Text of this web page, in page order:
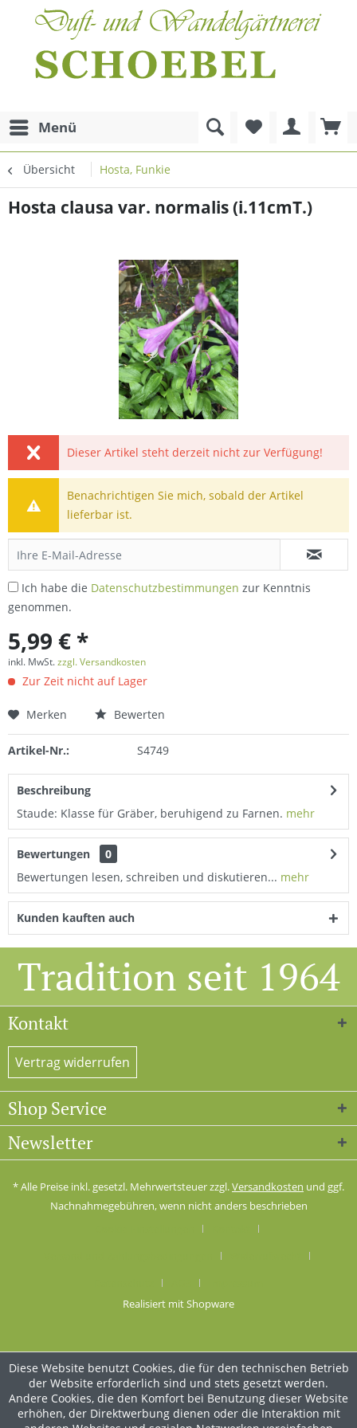
Menü
Übersicht Hosta, Funkie
Hosta clausa var. normalis (i.11cmT.)
Dieser Artikel steht derzeit nicht zur Verfügung!
Benachrichtigen Sie mich, sobald der Artikel
lieferbar ist.
Ich habe die Datenschutzbestimmungen zur Kenntnis
genommen.
5,99 € *
inkl. MwSt.zzgl. Versandkosten
Zur Zeit nicht auf Lager
Merken Bewerten
Artikel-Nr.: S4749
Beschreibung
Staude: Klasse für Gräber, beruhigend zu Farnen. mehr
Bewertungen
0
Bewertungen lesen, schreiben und diskutieren... mehr
Kunden kauften auch
Tradition seit 1964
Kontakt
Vertrag widerrufen
Shop Service
Newsletter
* Alle Preise inkl. gesetzl. Mehrwertsteuer zzgl.Versandkosten und ggf.
Nachnahmegebühren, wenn nicht anders beschrieben
Realisiert mit Shopware
Diese Website benutzt Cookies, die für den technischen Betrieb
der Website erforderlich sind und stets gesetzt werden.
Andere Cookies, die den Komfort bei Benutzung dieser Website
erhöhen, der Direktwerbung dienen oder die Interaktion mit